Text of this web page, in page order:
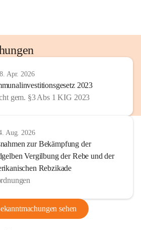
Apr. 2026
2023
gem. §3 Abs 1 KIG 2023
Aug. 2026
zur Bekämpfung der
Vergilbung der Rebe und der
Rebzikade
sehen